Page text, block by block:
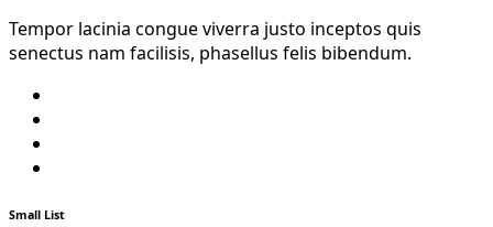
Tempor lacinia congue viverra justo inceptos quis
senectus nam facilisis, phasellus felis bibendum.
Small List